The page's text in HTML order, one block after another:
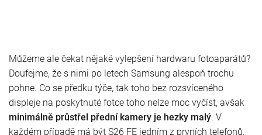
Můžeme ale čekat nějaké vylepšení hardwaru fotoaparátů?
Doufejme, že s nimi po letech Samsung alespoň trochu
pohne. Co se předku týče, tak toho bez rozsvíceného
displeje na poskytnuté fotce toho nelze moc vyčíst, avšak
minimálně průstřel přední kamery je hezky malý. V
každém případě má být S26 FE jedním z prvních telefonů,